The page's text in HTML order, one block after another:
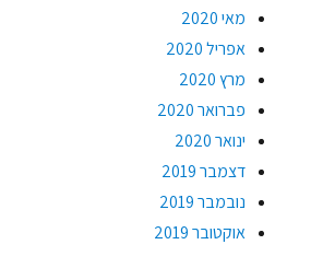
מאי 2020
אפריל 2020
מרץ 2020
פברואר 2020
ינואר 2020
דצמבר 2019
נובמבר 2019
אוקטובר 2019